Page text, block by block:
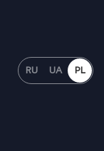
RU UA PL